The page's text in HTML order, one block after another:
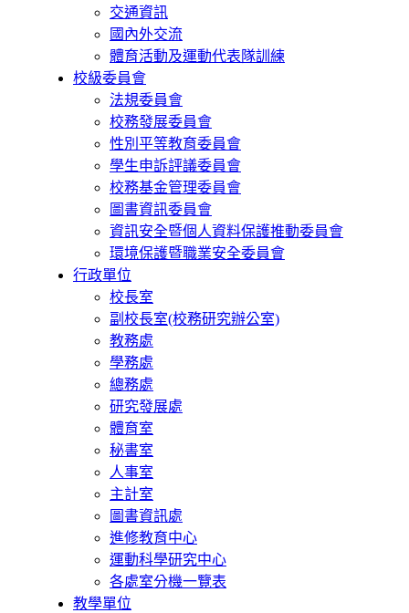
交通資訊
國內外交流
體育活動及運動代表隊訓練
校級委員會
法規委員會
校務發展委員會
性別平等教育委員會
學生申訴評議委員會
校務基金管理委員會
圖書資訊委員會
資訊安全暨個人資料保護推動委員會
環境保護暨職業安全委員會
行政單位
校長室
副校長室(校務研究辦公室)
教務處
學務處
總務處
研究發展處
體育室
秘書室
人事室
主計室
圖書資訊處
進修教育中心
運動科學研究中心
各處室分機一覽表
教學單位